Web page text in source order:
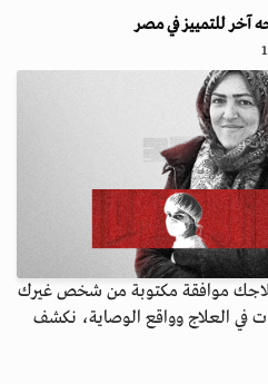
موافقة مكتوبة من شخص غيرك
العلاج وواقع الوصاية، نكشف